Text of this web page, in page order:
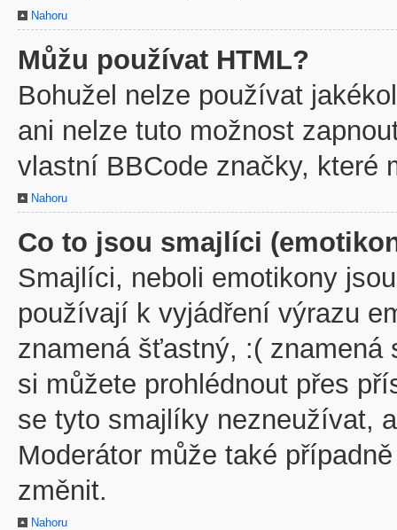
Nahoru
Můžu používat HTML?
Bohužel nelze používat
ani nelze tuto možnost
vlastní BBCode značky, které
Nahoru
Co to jsou smajlíci
Smajlíci, neboli emotikony
používají k vyjádření výrazu
znamená šťastný, :(
si můžete prohlédnout přes
se tyto smajlíky nezneužívat,
Moderátor může také
změnit.
Nahoru